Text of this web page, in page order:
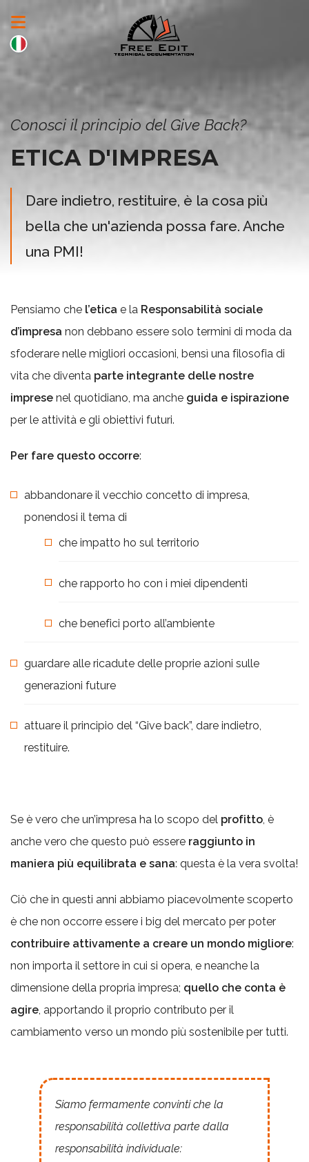
Conosci il principio del Give Back?
ETICA D'IMPRESA
Dare indietro, restituire, è la cosa più
bella che un'azienda possa fare. Anche
una PMI!
Pensiamo che l’etica e la Responsabilità sociale
d’impresa non debbano essere solo termini di moda da
sfoderare nelle migliori occasioni, bensì una filosofia di
vita che diventa parte integrante delle nostre
imprese nel quotidiano, ma anche guida e ispirazione
per le attività e gli obiettivi futuri.
Per fare questo occorre:
abbandonare il vecchio concetto di impresa,
ponendosi il tema di
che impatto ho sul territorio
che rapporto ho con i miei dipendenti
che benefici porto all’ambiente
guardare alle ricadute delle proprie azioni sulle
generazioni future
attuare il principio del “Give back”, dare indietro,
restituire.
Se è vero che un’impresa ha lo scopo del profitto, è
anche vero che questo può essere raggiunto in
maniera più equilibrata e sana: questa è la vera svolta!
Ciò che in questi anni abbiamo piacevolmente scoperto
è che non occorre essere i big del mercato per poter
contribuire attivamente a creare un mondo migliore:
non importa il settore in cui si opera, e neanche la
dimensione della propria impresa; quello che conta è
agire, apportando il proprio contributo per il
cambiamento verso un mondo più sostenibile per tutti.
Siamo fermamente convinti che la
responsabilità collettiva parte dalla
responsabilità individuale: